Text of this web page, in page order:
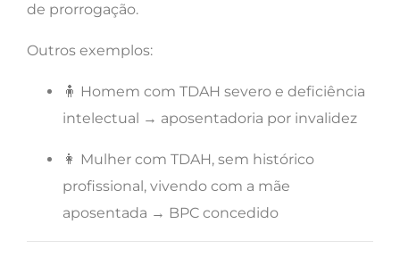
de prorrogação.
Outros exemplos:
🧍 Homem com TDAH severo e deficiência
intelectual → aposentadoria por invalidez
👩 Mulher com TDAH, sem histórico
profissional, vivendo com a mãe
aposentada → BPC concedido